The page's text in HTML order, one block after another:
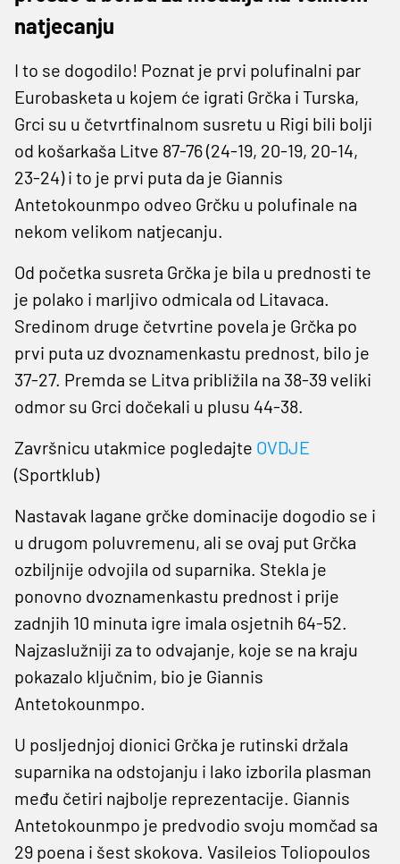
natjecanju
I to se dogodilo! Poznat je prvi polufinalni par
Eurobasketa u kojem će igrati Grčka i Turska,
Grci su u četvrtfinalnom susretu u Rigi bili bolji
od košarkaša Litve 87-76 (24-19, 20-19, 20-14,
23-24) i to je prvi puta da je Giannis
Antetokounmpo odveo Grčku u polufinale na
nekom velikom natjecanju.
Od početka susreta Grčka je bila u prednosti te
je polako i marljivo odmicala od Litavaca.
Sredinom druge četvrtine povela je Grčka po
prvi puta uz dvoznamenkastu prednost, bilo je
37-27. Premda se Litva približila na 38-39 veliki
odmor su Grci dočekali u plusu 44-38.
Završnicu utakmice pogledajte OVDJE
(Sportklub)
Nastavak lagane grčke dominacije dogodio se i
u drugom poluvremenu, ali se ovaj put Grčka
ozbiljnije odvojila od suparnika. Stekla je
ponovno dvoznamenkastu prednost i prije
zadnjih 10 minuta igre imala osjetnih 64-52.
Najzaslužniji za to odvajanje, koje se na kraju
pokazalo ključnim, bio je Giannis
Antetokounmpo.
U posljednjoj dionici Grčka je rutinski držala
suparnika na odstojanju i lako izborila plasman
među četiri najbolje reprezentacije. Giannis
Antetokounmpo je predvodio svoju momčad sa
29 poena i šest skokova. Vasileios Toliopoulos